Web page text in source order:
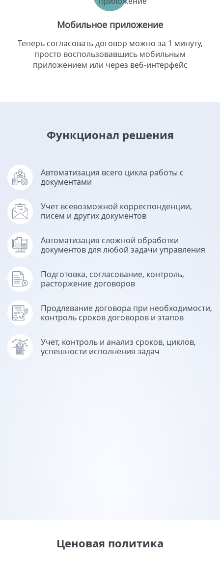
Мобильное приложение
Теперь согласовать договор можно за 1 минуту,
просто воспользовавшись мобильным
приложением или через веб-интерфейс
Функционал решения
Автоматизация всего цикла работы с
документами
Учет всевозможной корреспонденции,
писем и других документов
Автоматизация сложной обработки
документов для любой задачи управления
Подготовка, согласование, контроль,
расторжение договоров
Продлевание договора при необходимости,
контроль сроков договоров и этапов
Учет, контроль и анализ сроков, циклов,
успешности исполнения задач
Ценовая политика